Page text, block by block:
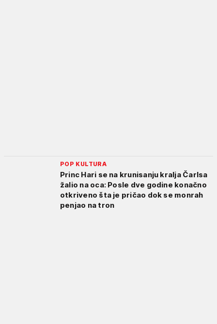
POP KULTURA
Princ Hari se na krunisanju kralja Čarlsa
žalio na oca: Posle dve godine konačno
otkriveno šta je pričao dok se monrah
penjao na tron